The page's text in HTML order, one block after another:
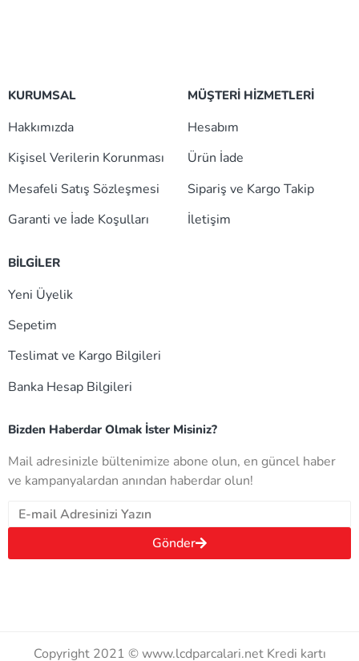
KURUMSAL
Hakkımızda
Kişisel Verilerin Korunması
Mesafeli Satış Sözleşmesi
Garanti ve İade Koşulları
MÜŞTERİ HİZMETLERİ
Hesabım
Ürün İade
Sipariş ve Kargo Takip
İletişim
BİLGİLER
Yeni Üyelik
Sepetim
Teslimat ve Kargo Bilgileri
Banka Hesap Bilgileri
Bizden Haberdar Olmak İster Misiniz?
Mail adresinizle bültenimize abone olun, en güncel haber
ve kampanyalardan anından haberdar olun!
Gönder
Copyright 2021 © www.lcdparcalari.net Kredi kartı